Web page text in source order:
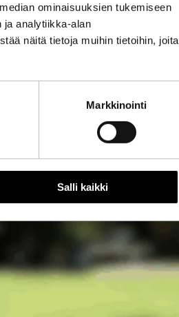
ominaisuuksien tukemiseen
ja analytiikka-alan
näitä tietoja muihin tietoihin, joita
Markkinointi
Salli kaikki